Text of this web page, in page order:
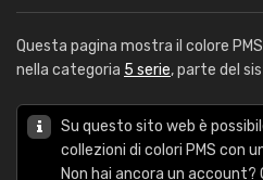
Questa pagina mostra il colore PMS
nella categoria 5 serie, parte del
Su questo sito web è
collezioni di colori PMS con
Non hai ancora un account?